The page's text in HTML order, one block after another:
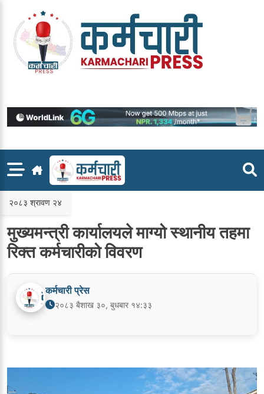
content
२०८३ श्रावण २४
मुख्यमन्त्री कार्यालयले माग्यो स्थानीय तहमा
रिक्त कर्मचारीको विवरण
कर्मचारी प्रेस
२०८३ बैशाख ३०, बुधबार १४:३३